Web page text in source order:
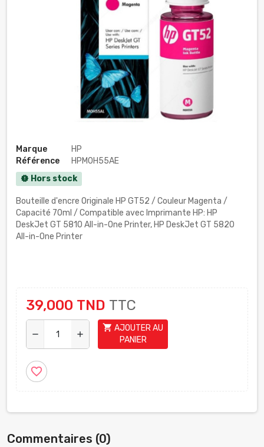
Marque
HP
Référence
HPM0H55AE
new_releases Hors stock
Bouteille d'encre Originale HP GT52 / Couleur Magenta /
Capacité 70ml / Compatible avec Imprimante HP: HP
DeskJet GT 5810 All-in-One Printer, HP DeskJet GT 5820
All-in-One Printer
39,000 TND TTC
remove add
shopping_cart AJOUTER AU
PANIER
favorite_border
Commentaires (0)